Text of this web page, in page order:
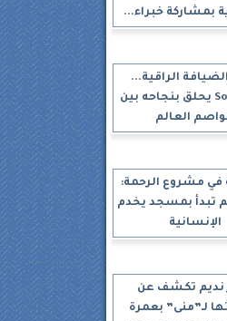
بمشاركة خبراء...
الراقية...
Souprano يحلق بنجاحه بين
العالم
في مشروع الرحمة:
تبدأ بمسجد يخدم
الإنسانية
تكشف عن
لـ”منى” بعمرة